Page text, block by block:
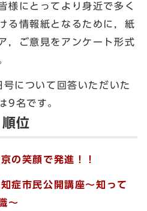
様にとってより身近で多く
る情報紙となるために，紙
，ご意見をアンケート形式
について回答いただいた
9名です。
位
の笑顔で発進！！
症市民公開講座～知って
～